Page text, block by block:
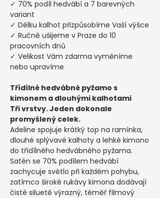
✓ 70% podíl hedvábí a 7 barevných
variant
✓ Délku kalhot přizpůsobíme Vaší výšce
✓ Ručně ušijeme v Praze do 10
pracovních dnů
✓ Velikost Vám zdarma vyměníme
nebo upravíme
Třídílné hedvábné pyžamo s
kimonem a dlouhými kalhotami
Tři vrstvy. Jeden dokonale
promyšlený celek.
Adeline spojuje krátký top na ramínka,
dlouhé splývavé kalhoty a lehké kimono
do třídílného hedvábného pyžama.
Satén se 70% podílem hedvábí
zachycuje světlo při každém pohybu,
zatímco široké rukávy kimona dodávají
čisté siluetě výrazný, téměř filmový